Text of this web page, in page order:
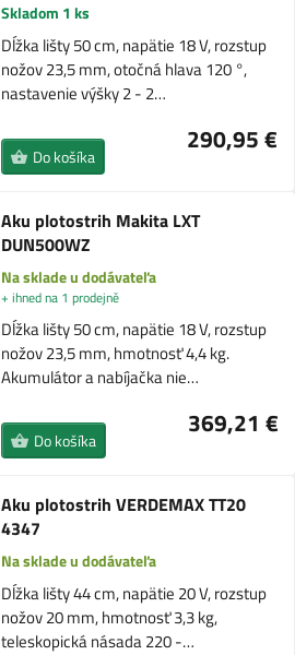
Skladom 1 ks
Dĺžka lišty 50 cm, napätie 18 V, rozstup
nožov 23,5 mm, otočná hlava 120 °,
nastavenie výšky 2 - 2…
290,95 €
Do košíka
Aku plotostrih Makita LXT
DUN500WZ
Na sklade u dodávateľa
+ ihned na 1 prodejně
Dĺžka lišty 50 cm, napätie 18 V, rozstup
nožov 23,5 mm, hmotnosť 4,4 kg.
Akumulátor a nabíjačka nie…
369,21 €
Do košíka
Aku plotostrih VERDEMAX TT20
4347
Na sklade u dodávateľa
Dĺžka lišty 44 cm, napätie 20 V, rozstup
nožov 20 mm, hmotnosť 3,3 kg,
teleskopická násada 220 -…